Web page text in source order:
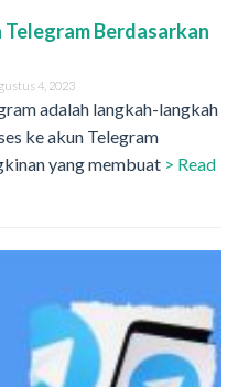
Berdasarkan
4, 2023
adalah langkah-langkah
ke akun Telegram
yang membuat > Read